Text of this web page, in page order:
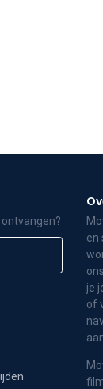
en
je
of